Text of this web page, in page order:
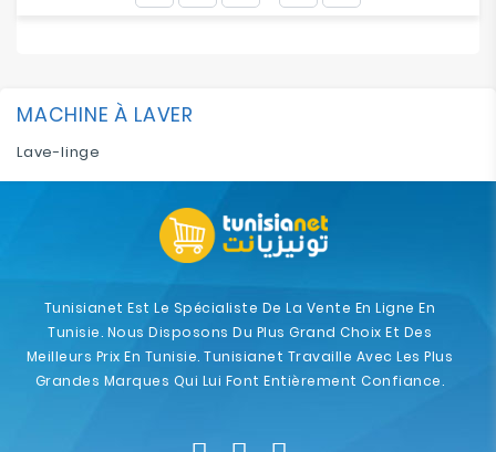
MACHINE À LAVER
Lave-linge
Tunisianet Est Le Spécialiste De La Vente En Ligne En
Tunisie. Nous Disposons Du Plus Grand Choix Et Des
Meilleurs Prix En Tunisie. Tunisianet Travaille Avec Les Plus
Grandes Marques Qui Lui Font Entièrement Confiance.